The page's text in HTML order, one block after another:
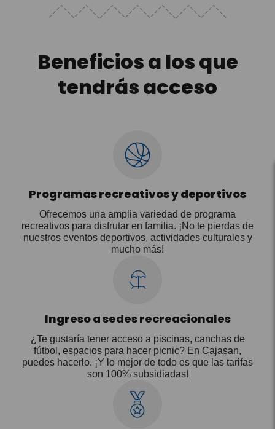
Beneficios a los que
tendrás acceso
Programas recreativos y deportivos
Ofrecemos una amplia variedad de programa
recreativos para disfrutar en familia. ¡No te pierdas de
nuestros eventos deportivos, actividades culturales y
mucho más!
Ingreso a sedes recreacionales
¿Te gustaría tener acceso a piscinas, canchas de
fútbol, espacios para hacer picnic? En Cajasan,
puedes hacerlo. ¡Y lo mejor de todo es que las tarifas
son 100% subsidiadas!